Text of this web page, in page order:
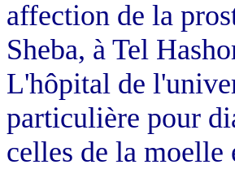
affection de la
Sheba, à Tel
L'hôpital de
particulière pour
celles de la moelle